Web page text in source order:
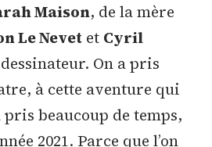
Maison, de la mère
Le Nevet et Cyril
On a pris
à cette aventure qui
pris beaucoup de temps,
2021. Parce que l’on